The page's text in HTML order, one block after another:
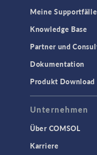
Meine Supportfälle
Knowledge Base
Partner und
Dokumentation
Produkt Download
Unternehmen
Über COMSOL
Karriere